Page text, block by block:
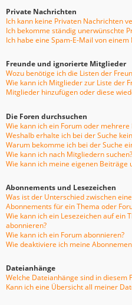
Private Nachrichten
Ich kann keine Privaten Nachrichten
Ich bekomme ständig unerwünschte
Ich habe eine Spam-E-Mail von
Freunde und ignorierte Mitglieder
Wozu benötige ich die Listen der
Wie kann ich Mitglieder zur Liste der
Mitglieder hinzufügen oder diese
Die Foren durchsuchen
Wie kann ich ein Forum oder mehrere
Weshalb erhalte ich bei der Suche
Warum bekomme ich bei der Suche
Wie kann ich nach Mitgliedern suchen?
Wie kann ich meine eigenen Beiträge
Abonnements und Lesezeichen
Was ist der Unterschied zwischen
Abonnements für ein Thema oder
Wie kann ich ein Lesezeichen auf ein
abonnieren?
Wie kann ich ein Forum abonnieren?
Wie deaktiviere ich meine
Dateianhänge
Welche Dateianhänge sind in diesem
Kann ich eine Übersicht all meiner